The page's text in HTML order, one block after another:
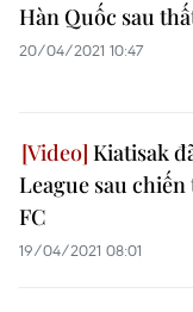
Hàn Quốc sau
20/04/2021 10:47
Kiatisak
League sau
FC
19/04/2021 08:01